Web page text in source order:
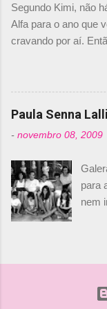
não
de
dois
não
não
de
Segundo Kimi, não
Alfa para o ano que
cravando por aí.
truth but I’ve never
should, pretty much,
#AlfaRomeoRacing
Romain falando
@RGrosjean !
pic.twitter.com/
2020 Beijinhos, Ludy
Paula Senna Lalli
- novembro 08, 2009
para
nem